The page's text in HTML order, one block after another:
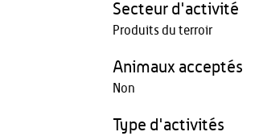
Secteur d'activité
Produits du terroir
Animaux acceptés
Non
Type d'activités